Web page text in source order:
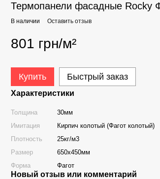
Термопанели фасадные Rocky
В наличии Оставить отзыв
801 грн/м²
Купить Быстрый заказ
Характеристики
Толщина
30мм
Имитация
Кирпич колотый (Фагот колотый)
Плотность
25кг/м3
Размер
650х450мм
Форма
Фагот
Новый отзыв или комментарий